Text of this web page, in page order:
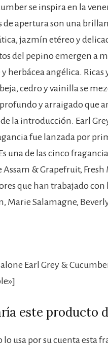
se inspira en la
de apertura son una
jazmín etéreo y
del pepino emergen a
herbácea angélica.
cedro y vainilla se
y arraigado que
la introducción. Earl
fue lanzada por
una de las cinco
& Grapefruit, Fresh
que han trabajado con
Marie Salamagne,
Earl Grey &
este producto
usa por su cuenta esta